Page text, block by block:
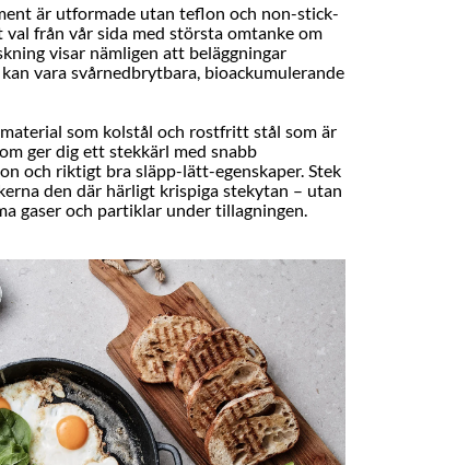
är utformade utan teflon och non-stick-
från vår sida med största omtanke om
visar nämligen att beläggningar
vara svårnedbrytbara, bioackumulerande
som kolstål och rostfritt stål som är
ger dig ett stekkärl med snabb
och riktigt bra släpp-lätt-egenskaper. Stek
den där härligt krispiga stekytan – utan
gaser och partiklar under tillagningen.